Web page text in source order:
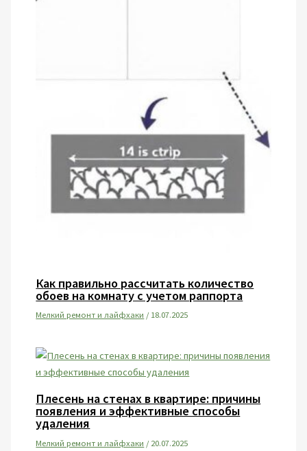
Как правильно рассчитать количество
обоев на комнату с учетом раппорта
Мелкий ремонт и лайфхаки /18.07.2025
Плесень на стенах в квартире: причины
появления и эффективные способы
удаления
Мелкий ремонт и лайфхаки /20.07.2025